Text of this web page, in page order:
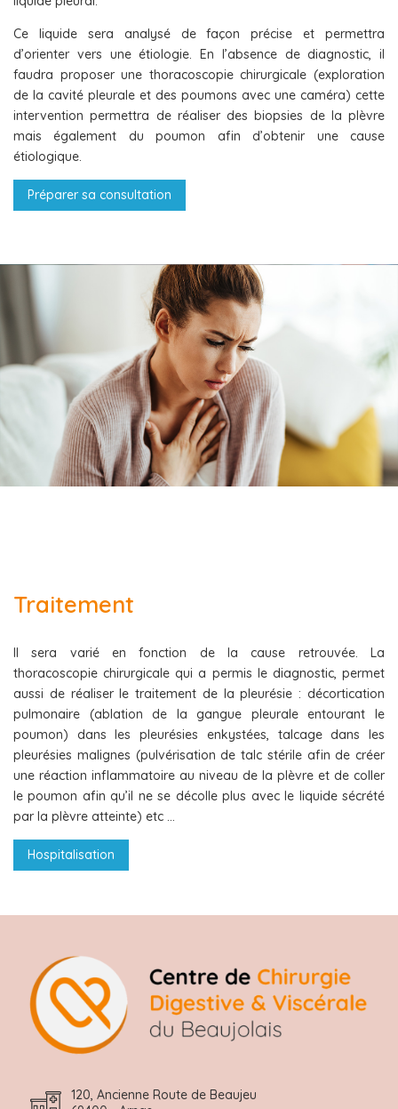
Ce liquide sera analysé de façon précise et permettra
d’orienter vers une étiologie. En l’absence de diagnostic, il
faudra proposer une thoracoscopie chirurgicale (exploration
de la cavité pleurale et des poumons avec une caméra) cette
intervention permettra de réaliser des biopsies de la plèvre
mais également du poumon afin d’obtenir une cause
étiologique.
Préparer sa consultation
Traitement
Il sera varié en fonction de la cause retrouvée. La
thoracoscopie chirurgicale qui a permis le diagnostic, permet
aussi de réaliser le traitement de la pleurésie : décortication
pulmonaire (ablation de la gangue pleurale entourant le
poumon) dans les pleurésies enkystées, talcage dans les
pleurésies malignes (pulvérisation de talc stérile afin de créer
une réaction inflammatoire au niveau de la plèvre et de coller
le poumon afin qu’il ne se décolle plus avec le liquide sécrété
par la plèvre atteinte) etc …
Hospitalisation
120, Ancienne Route de Beaujeu